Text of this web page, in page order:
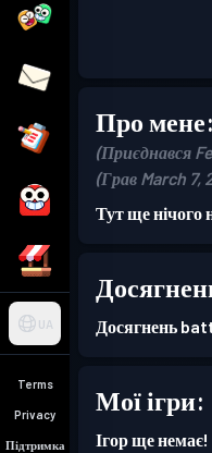
UA
Terms
Privacy
Підтримка
Про мене:
(Приєднався
(Грав March 7,
Тут ще нічого
Досягнень
Мої ігри:
Ігор ще немає!